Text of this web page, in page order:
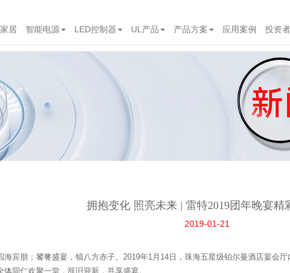
居 智能电源 LED控制器 UL产品 产品方案 应用案例 投资
拥抱变化 照亮未来 | 雷特2019团年晚宴精
2019-01-21
海宾朋；饕餮盛宴，犒八方赤子。2019年1月14日，珠海五星级铂尔曼酒店宴会
体同仁欢聚一堂，辞旧迎新，共享盛宴。